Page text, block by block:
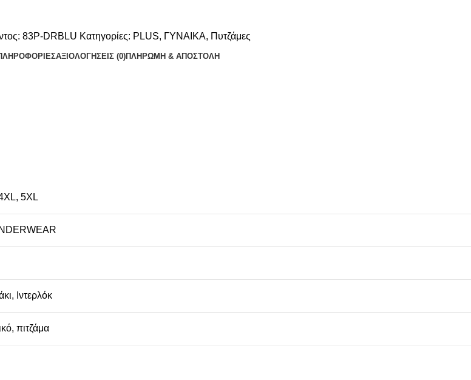
83P-DRBLU Κατηγορίες: PLUS, ΓΥΝΑΙΚΑ, Πυτζάμες
ΑΞΙΟΛΟΓΉΣΕΙΣ (0)ΠΛΗΡΩΜΗ & ΑΠΟΣΤΟΛΗ
, 5XL
, Ιντερλόκ
, πιτζάμα